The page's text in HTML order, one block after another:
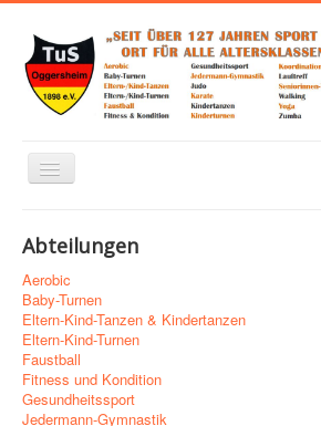
Navigation
Abteilungen
Links zu Verbänden, Sponsoren und mehr
Trainingsplan
Kontakt
Abteilungen
Aerobic
Baby-Turnen
Eltern-Kind-Tanzen & Kindertanzen
Eltern-Kind-Turnen
Faustball
Fitness und Kondition
Gesundheitssport
Jedermann-Gymnastik